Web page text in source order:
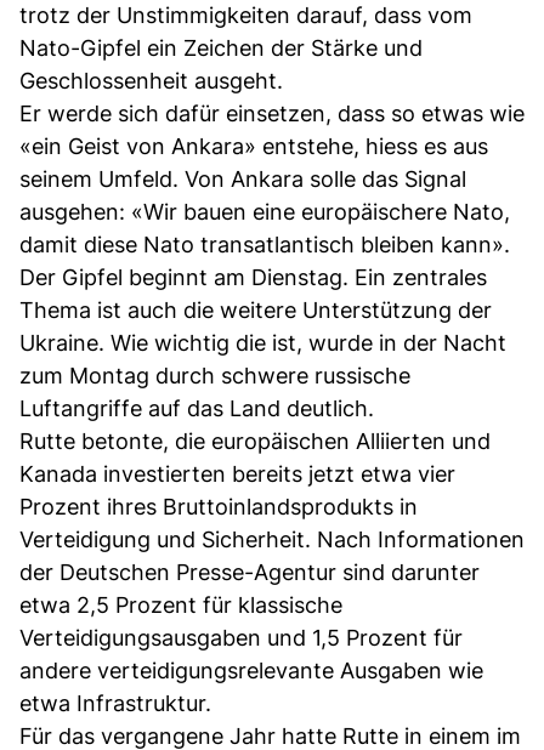
trotz der Unstimmigkeiten darauf, dass vom
Nato-Gipfel ein Zeichen der Stärke und
Geschlossenheit ausgeht.
Er werde sich dafür einsetzen, dass so etwas wie
«ein Geist von Ankara» entstehe, hiess es aus
seinem Umfeld. Von Ankara solle das Signal
ausgehen: «Wir bauen eine europäischere Nato,
damit diese Nato transatlantisch bleiben kann».
Der Gipfel beginnt am Dienstag. Ein zentrales
Thema ist auch die weitere Unterstützung der
Ukraine. Wie wichtig die ist, wurde in der Nacht
zum Montag durch schwere russische
Luftangriffe auf das Land deutlich.
Rutte betonte, die europäischen Alliierten und
Kanada investierten bereits jetzt etwa vier
Prozent ihres Bruttoinlandsprodukts in
Verteidigung und Sicherheit. Nach Informationen
der Deutschen Presse-Agentur sind darunter
etwa 2,5 Prozent für klassische
Verteidigungsausgaben und 1,5 Prozent für
andere verteidigungsrelevante Ausgaben wie
etwa Infrastruktur.
Für das vergangene Jahr hatte Rutte in einem im